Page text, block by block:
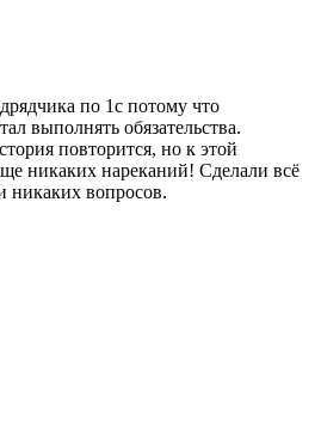
по 1с потому что
выполнять обязательства.
повторится, но к этой
никаких нареканий! Сделали всё
никаких вопросов.